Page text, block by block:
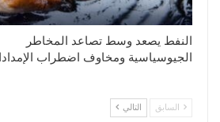
النفط يصعد وسط تصاعد المخاطر
الجيوسياسية ومخاوف اضطراب
السابق التالي